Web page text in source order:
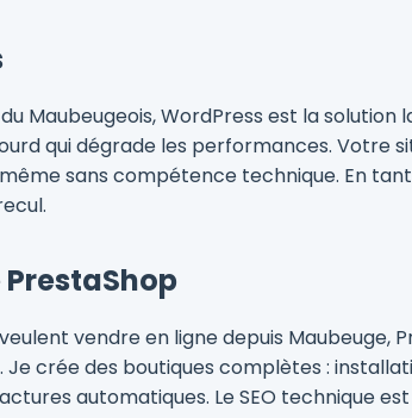
Maubeugeois, WordPress est la
qui dégrade les performances. Votre
sans compétence technique. En
vendre en ligne depuis
crée des boutiques complètes :
automatiques. Le SEO technique